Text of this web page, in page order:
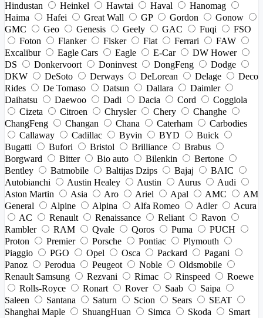
Hindustan
Heinkel Hawtai Haval
Hanomag
Haima
Hafei Great Wall GP Gordon
Gonow
GMC
Geo Genesis Geely GAC Fuqi
FSO
Foton
Flanker Fisker Fiat Ferrari
FAW
Excalibur
Eagle Cars Eagle E-Car
DW Hower
DS
Donkervoort Doninvest DongFeng
Dodge
DKW
DeSoto Derways DeLorean Delage
Deco
Rides
De Tomaso Datsun Dallara
Daimler
Daihatsu
Daewoo Dadi Dacia Cord
Coggiola
Cizeta
Citroen Chrysler Chery
Changhe
ChangFeng
Changan Chana Caterham
Carbodies
Callaway
Cadillac Byvin BYD
Buick
Bugatti
Bufori Bristol Brilliance
Brabus
Borgward
Bitter Bio auto Bilenkin
Bertone
Bentley
Batmobile Baltijas Dzips Bajaj
BAIC
Autobianchi
Austin Healey Austin Aurus
Audi
Aston Martin
Asia Aro Ariel Apal AMC
AM
General
Alpine Alpina Alfa Romeo Adler
Acura
AC
Renault Renaissance Reliant
Ravon
Rambler
RAM Qvale Qoros Puma
PUCH
Proton
Premier Porsche Pontiac
Plymouth
Piaggio
PGO Opel Osca Packard
Pagani
Panoz
Perodua Peugeot Noble
Oldsmobile
Renault Samsung
Rezvani Rimac Rinspeed
Roewe
Rolls-Royce
Ronart Rover Saab
Saipa
Saleen
Santana Saturn Scion Sears
SEAT
Shanghai Maple
ShuangHuan Simca Skoda
Smart